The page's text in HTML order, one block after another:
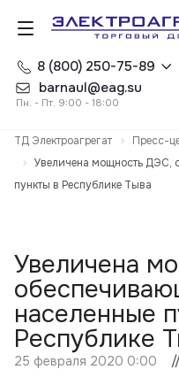
8 (800) 250-75-89
barnaul@eag.su
Пн. - Пт. 9:00 - 18:00
ТД Электроагрегат Пресс-
Увеличена мощность ДЭС,
пункты в Республике Тыва
Увеличена
населенные
Республике
25 февраля 2020 0:00